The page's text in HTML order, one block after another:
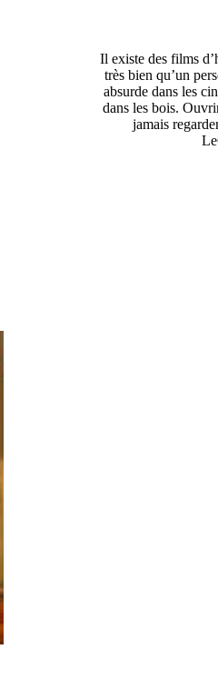
Il existe des films
très bien qu’un
absurde dans les
dans les bois.
jamais